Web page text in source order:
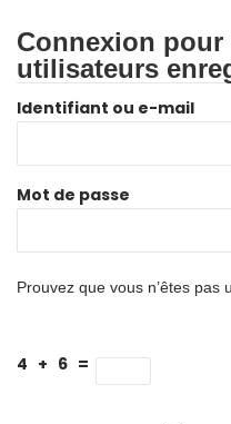
Connexion pour
utilisateurs
Identifiant ou e-mail
Mot de passe
Prouvez que vous n’êtes pas
4 + 6 =